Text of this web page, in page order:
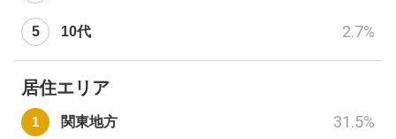
10代 2.7%
居住エリア
関東地方 31.5%